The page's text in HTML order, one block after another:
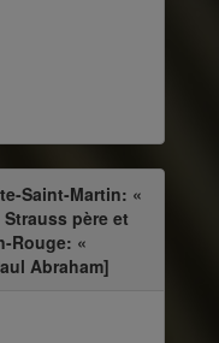
Saint-Martin: «
père et
Rouge: «
Abraham]